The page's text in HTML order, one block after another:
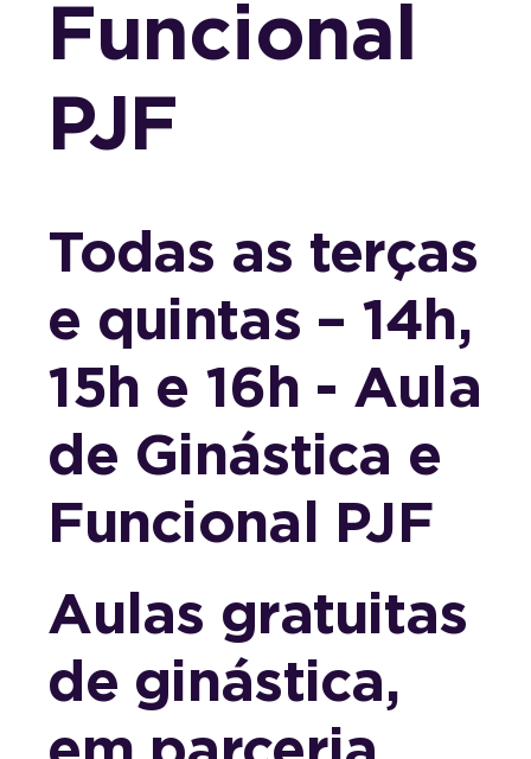
Funcional
PJF
Todas as terças
e quintas – 14h,
15h e 16h - Aula
de Ginástica e
Funcional PJF
Aulas gratuitas
de ginástica,